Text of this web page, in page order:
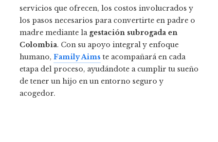
servicios que ofrecen, los costos involucrados y
los pasos necesarios para convertirte en padre o
madre mediante la gestación subrogada en
Colombia. Con su apoyo integral y enfoque
humano, Family Aims te acompañará en cada
etapa del proceso, ayudándote a cumplir tu sueño
de tener un hijo en un entorno seguro y
acogedor.